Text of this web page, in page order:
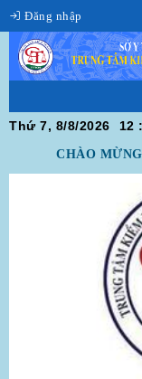
Đăng nhập
Thứ 7, 8/8/2026 12 :
CHÀO